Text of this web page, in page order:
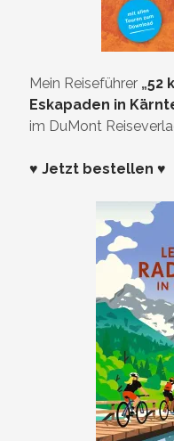
Mein Reiseführer „52
Eskapaden in
im DuMont
♥ Jetzt bestellen ♥